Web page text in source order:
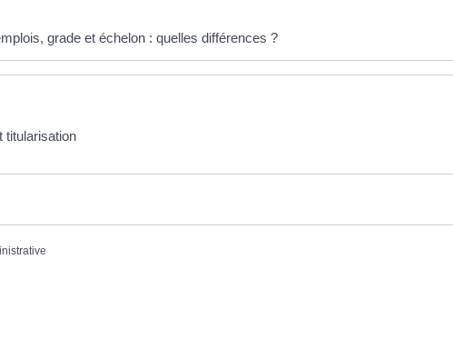
grade et échelon : quelles différences ?
titularisation